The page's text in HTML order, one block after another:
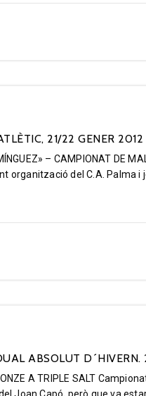
21/22 GENER 2012
– CAMPIONAT DE
organització del C.A. Palma
ABSOLUT
A TRIPLE SALT